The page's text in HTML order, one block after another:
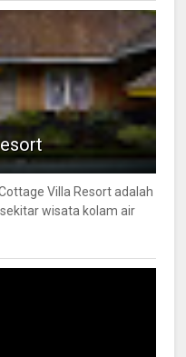
Villa Resort adalah
wisata kolam air